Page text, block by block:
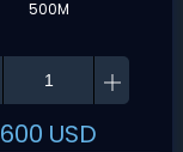
500M
600 USD